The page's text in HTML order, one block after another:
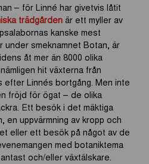
– för Linné har givetvis låtit
trädgårdenär ett myller av
kanske mest
under smeknamnet Botan, är
åt mer än 8000 olika
hit växterna från
Linnés bortgång. Men inte
fröjd för ögat – de olika
Ett besök i det mäktiga
en uppvärmning av kropp och
eller ett besök på något av de
med botaniktema
och/eller växtälskare.